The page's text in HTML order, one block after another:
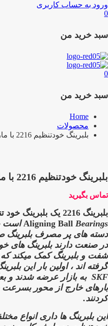
ورود به حساب کاربری
0
سبد خرید من
0
سبد خرید من
Home
محصولات
بلبرینگ خودتنظیم 2216 با مارک جی بی آر
بلبرینگ خودتنظیم 2216 با مارک جی بی آر
تماس بگیرید
Aligning Ball Bearings است بلبرینگ های خود تنظیم
دسته های پر مصرف بلبرینگ
در صنعت دارندبلبرینگ های
شفت و بلبرینگ کمک میکند که
گرفته اند ،اولین بار این
SKF به بازار عرضه شدند و
بارهای خارج از محور بسرعت
کردنند.
این بلبرینگ ها داری انواع